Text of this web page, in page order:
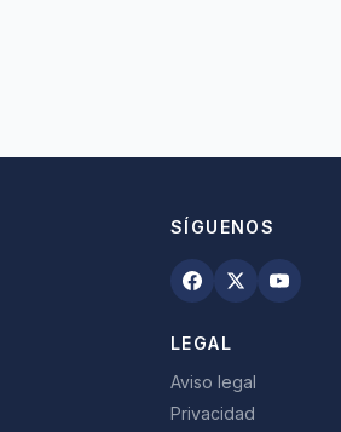
SÍGUENOS
LEGAL
Aviso legal
Privacidad